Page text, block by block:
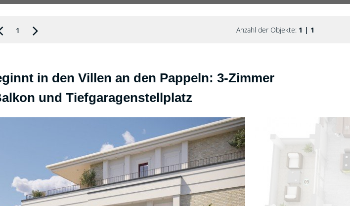
1 Anzahl der Objekte: 1 | 1
in den Villen an den Pappeln: 3-Zimmer
und Tiefgaragenstellplatz